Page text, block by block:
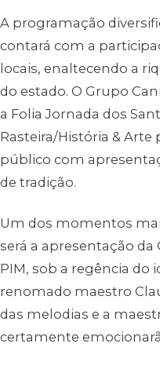
A programação
contará com a
locais, enaltecendo a
do estado. O Grupo
a Folia Jornada dos
Rasteira/História &
público com
de tradição.
Um dos momentos
será a apresentação
PIM, sob a regência do
renomado maestro
das melodias e a
certamente